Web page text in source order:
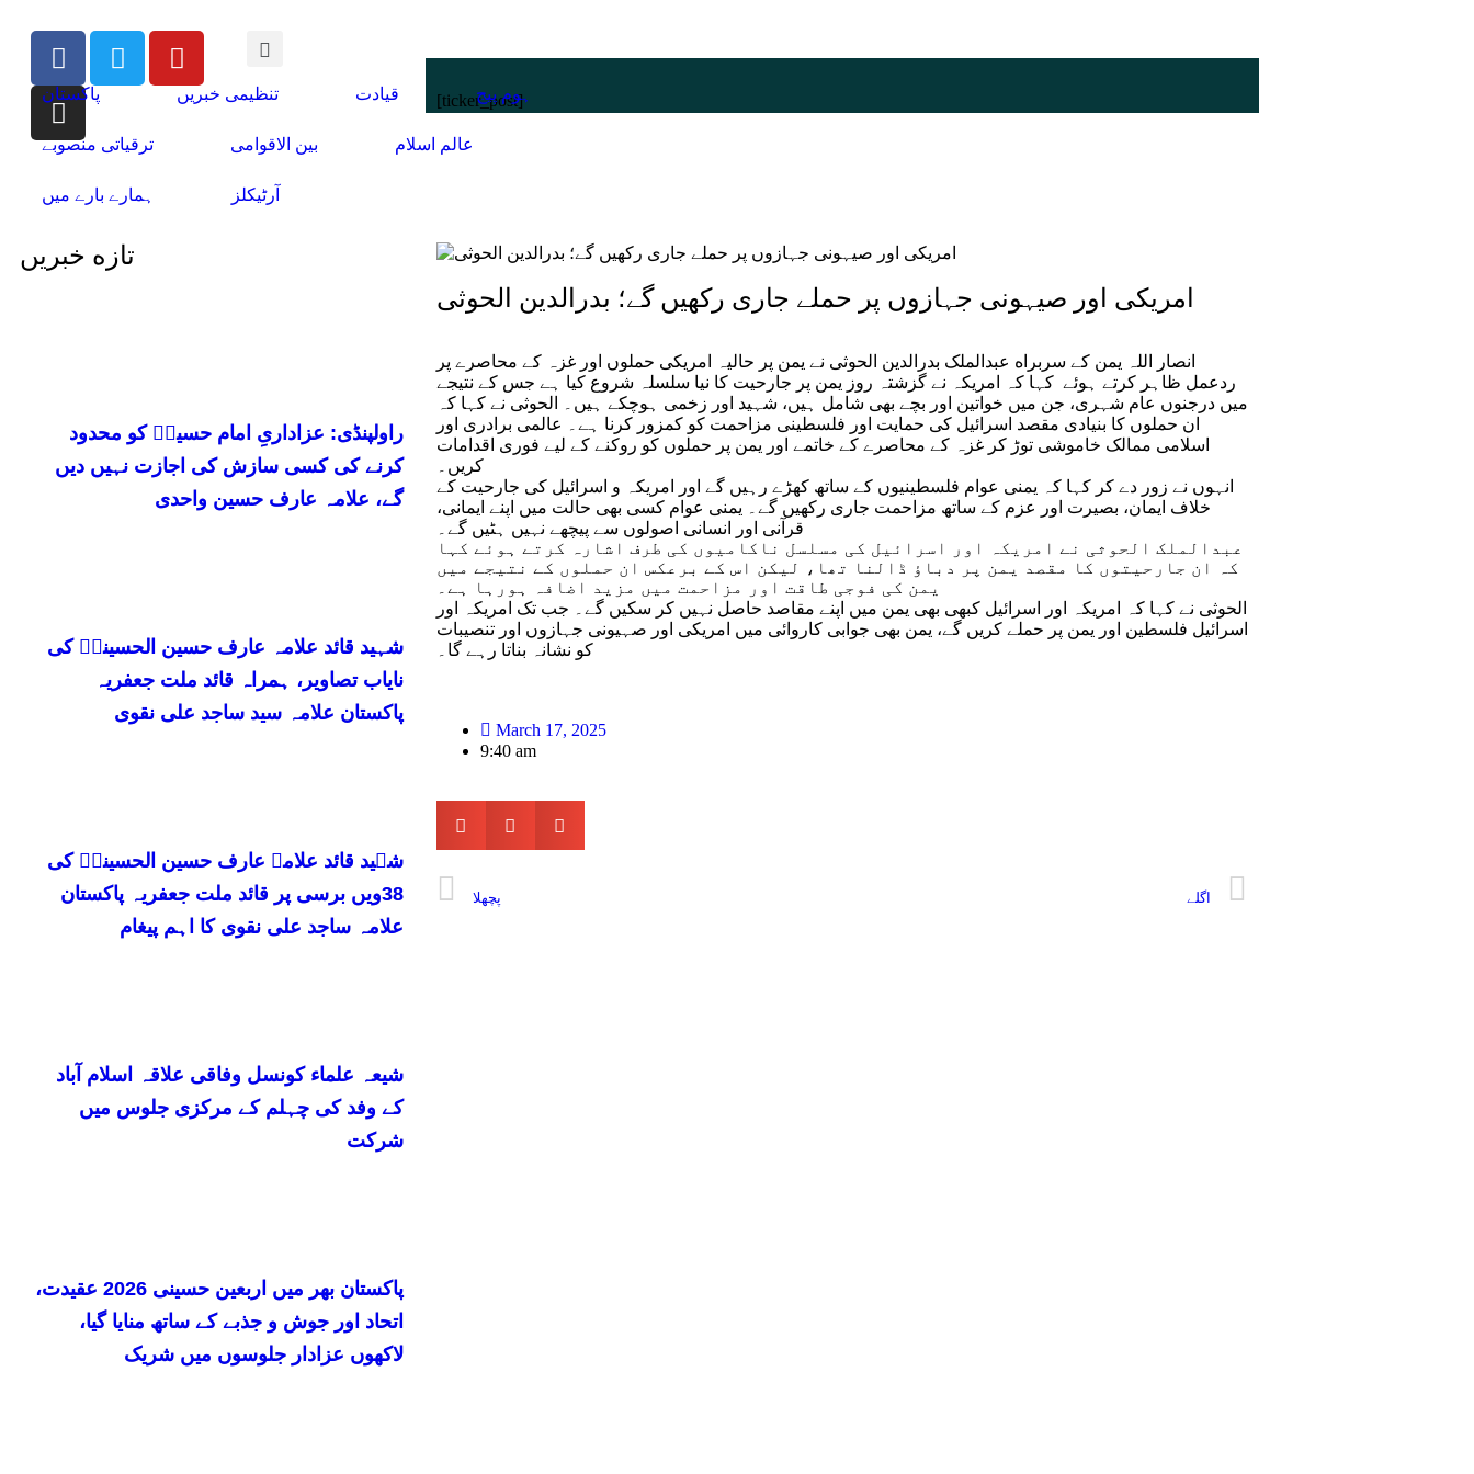
[ticker_post]
ہوم پیج قیادت تنظیمی خبریں پاکستان
عالم اسلام بین الاقوامی ترقیاتی منصوبے
آرٹیکلز ہمارے بارے میں
تازه خبریں
راولپنڈی: عزاداریِ امام حسینؑ کو محدود
کرنے کی کسی سازش کی اجازت نہیں دیں
گے، علامہ عارف حسین واحدی
شہید قائد علامہ عارف حسین الحسینیؒ کی
نایاب تصاویر، ہمراہ قائد ملت جعفریہ
پاکستان علامہ سید ساجد علی نقوی
شہید قائد علامہ عارف حسین الحسینیؒ کی
38ویں برسی پر قائد ملت جعفریہ پاکستان
علامہ ساجد علی نقوی کا اہم پیغام
شیعہ علماء کونسل وفاقی علاقہ اسلام آباد
کے وفد کی چہلم کے مرکزی جلوس میں
شرکت
پاکستان بھر میں اربعین حسینی 2026 عقیدت،
اتحاد اور جوش و جذبے کے ساتھ منایا گیا،
لاکھوں عزادار جلوسوں میں شریک
امریکی اور صیہونی جہازوں پر حملے جاری رکھیں گے؛ بدرالدین الحوثی
انصار اللہ یمن کے سربراه عبدالملک بدرالدین الحوثی نے یمن پر حالیہ امریکی حملوں اور غزہ کے محاصرے پر
ردعمل ظاہر کرتے ہوئے کہا کہ امریکہ نے گزشتہ روز یمن پر جارحیت کا نیا سلسلہ شروع کیا ہے جس کے نتیجے
میں درجنوں عام شہری، جن میں خواتین اور بچے بھی شامل ہیں، شہید اور زخمی ہوچکے ہیں۔ الحوثی نے کہا کہ
ان حملوں کا بنیادی مقصد اسرائیل کی حمایت اور فلسطینی مزاحمت کو کمزور کرنا ہے۔ عالمی برادری اور
اسلامی ممالک خاموشی توڑ کر غزہ کے محاصرے کے خاتمے اور یمن پر حملوں کو روکنے کے لیے فوری اقدامات
کریں۔
انہوں نے زور دے کر کہا کہ یمنی عوام فلسطینیوں کے ساتھ کھڑے رہیں گے اور امریکہ و اسرائیل کی جارحیت کے
خلاف ایمان، بصیرت اور عزم کے ساتھ مزاحمت جاری رکھیں گے۔ یمنی عوام کسی بھی حالت میں اپنے ایمانی،
قرآنی اور انسانی اصولوں سے پیچھے نہیں ہٹیں گے۔
عبدالملک الحوثی نے امریکہ اور اسرائیل کی مسلسل ناکامیوں کی طرف اشارہ کرتے ہوئے کہا
کہ ان جارحیتوں کا مقصد یمن پر دباؤ ڈالنا تھا، لیکن اس کے برعکس ان حملوں کے نتیجے میں
یمن کی فوجی طاقت اور مزاحمت میں مزید اضافہ ہورہا ہے۔
الحوثی نے کہا کہ امریکہ اور اسرائیل کبھی بھی یمن میں اپنے مقاصد حاصل نہیں کر سکیں گے۔ جب تک امریکہ اور
اسرائیل فلسطین اور یمن پر حملے کریں گے، یمن بھی جوابی کاروائی میں امریکی اور صہیونی جہازوں اور تنصیبات
کو نشانہ بناتا رہے گا۔
March 17, 2025
9:40 am
پچھلا اگلے